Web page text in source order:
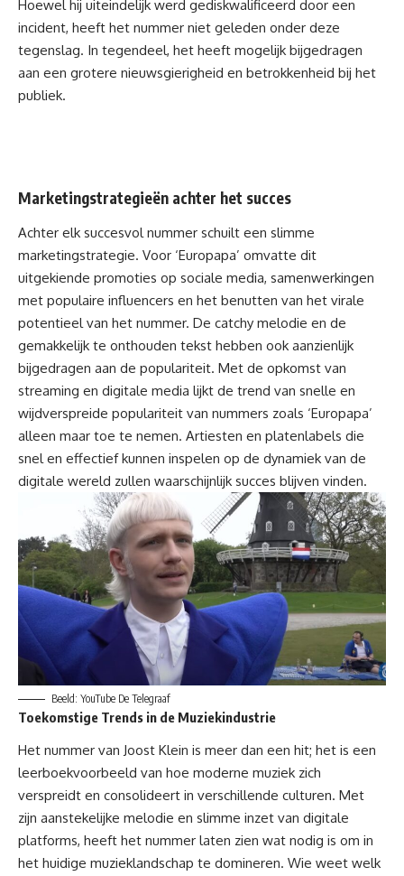
Hoewel hij uiteindelijk werd gediskwalificeerd door een
incident, heeft het nummer niet geleden onder deze
tegenslag. In tegendeel, het heeft mogelijk bijgedragen
aan een grotere nieuwsgierigheid en betrokkenheid bij het
publiek.
Marketingstrategieën achter het succes
Achter elk succesvol nummer schuilt een slimme
marketingstrategie. Voor ‘Europapa’ omvatte dit
uitgekiende promoties op sociale media, samenwerkingen
met populaire influencers en het benutten van het virale
potentieel van het nummer. De catchy melodie en de
gemakkelijk te onthouden tekst hebben ook aanzienlijk
bijgedragen aan de populariteit. Met de opkomst van
streaming en digitale media lijkt de trend van snelle en
wijdverspreide populariteit van nummers zoals ‘Europapa’
alleen maar toe te nemen. Artiesten en platenlabels die
snel en effectief kunnen inspelen op de dynamiek van de
digitale wereld zullen waarschijnlijk succes blijven vinden.
Beeld: YouTube De Telegraaf
Toekomstige Trends in de Muziekindustrie
Het nummer van Joost Klein is meer dan een hit; het is een
leerboekvoorbeeld van hoe moderne muziek zich
verspreidt en consolideert in verschillende culturen. Met
zijn aanstekelijke melodie en slimme inzet van digitale
platforms, heeft het nummer laten zien wat nodig is om in
het huidige muzieklandschap te domineren. Wie weet welk